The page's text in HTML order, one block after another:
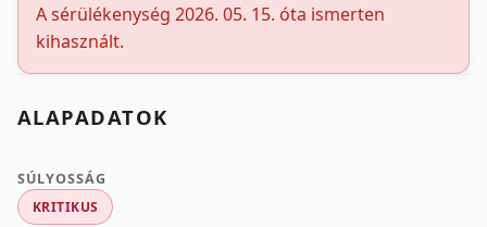
A sérülékenység 2026. 05. 15. óta ismerten
kihasznált.
ALAPADATOK
SÚLYOSSÁG
KRITIKUS